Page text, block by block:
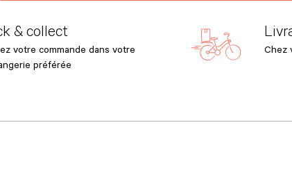
& collect
votre commande dans votre
préférée
Chez